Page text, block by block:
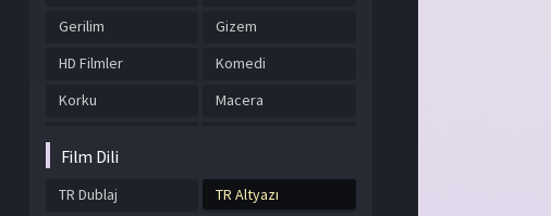
Gerilim
Gizem
HD Filmler
Komedi
Korku
Macera
Tarih
Film Dili
TR Dublaj TR Altyazı